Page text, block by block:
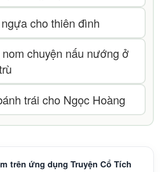
cho thiên đình
nom chuyện nấu nướng ở
trái cho Ngọc Hoàng
trên ứng dụng Truyện Cổ Tích